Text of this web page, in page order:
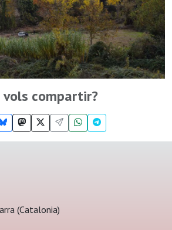
vols compartir?
(Catalonia)